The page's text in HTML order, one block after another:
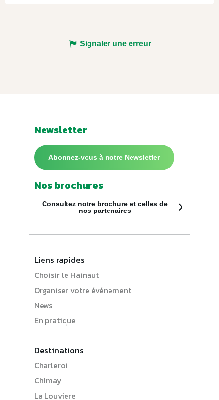
Signaler une erreur
Newsletter
Abonnez-vous à notre Newsletter
Nos brochures
Consultez notre brochure et celles de
nos partenaires
Liens rapides
Choisir le Hainaut
Organiser votre événement
News
En pratique
Destinations
Charleroi
Chimay
La Louvière